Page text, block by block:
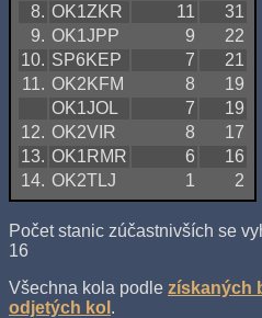
8. OK1ZKR 11
31
9. OK1JPP 9
22
10. SP6KEP 7
21
11. OK2KFM 8
19
OK1JOL
7
19
12. OK2VIR 8
17
13. OK1RMR 6
16
14. OK2TLJ 1 2
Počet stanic zúčastnivších se
16
Všechna kola podle získaných
odjetých kol .